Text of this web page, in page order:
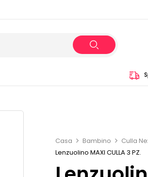
Casa Bambino Culla
Lenzuolino MAXI CULLA 3 PZ.